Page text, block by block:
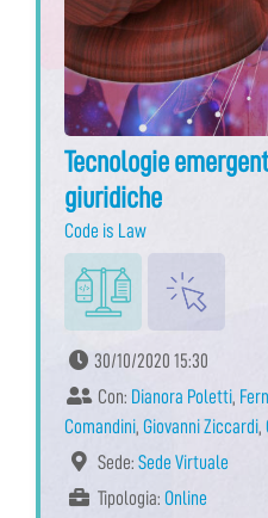
Tecnologie
giuridiche
Code is Law
30/10/2020 15:30
Con: Dianora Poletti,
Comandini, Giovanni Ziccardi,
Sede: Sede Virtuale
Tipologia: Online